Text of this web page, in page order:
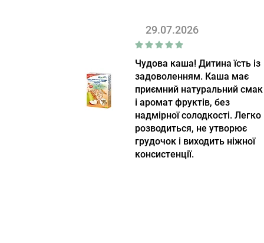
29.07.2026
Чудова каша! Дитина їсть із
задоволенням. Каша має
приємний натуральний смак
і аромат фруктів, без
надмірної солодкості. Легко
розводиться, не утворює
грудочок і виходить ніжної
консистенції.